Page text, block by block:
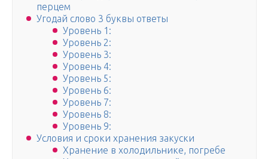
перцем
Угодай слово 3 буквы ответы
Уровень 1:
Уровень 2:
Уровень 3:
Уровень 4:
Уровень 5:
Уровень 6:
Уровень 7:
Уровень 8:
Уровень 9:
Условия и сроки хранения закуски
Хранение в холодильнике, погребе